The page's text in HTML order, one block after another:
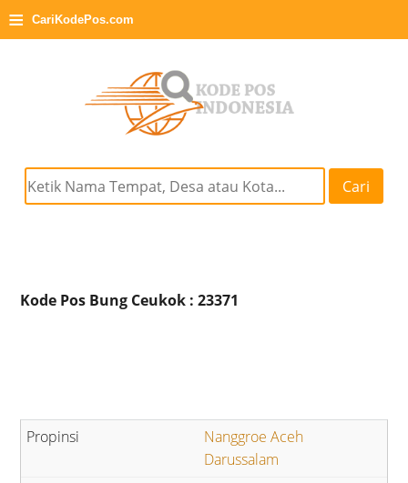
≡ CariKodePos.com
Cari
Kode Pos Bung Ceukok : 23371
Nanggroe Aceh
Darussalam